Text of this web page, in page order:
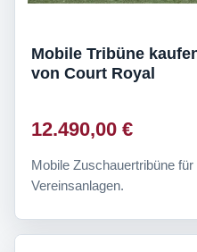
Mobile Tribüne
von Court Royal
12.490,00 €
Mobile Zuschauertribüne
Vereinsanlagen.